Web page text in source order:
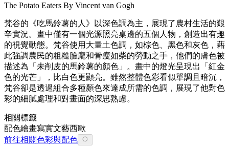
The Potato Eaters By Vincent van Gogh
梵谷的《吃馬鈴薯的人》以深色調為主，展現了農村生活的艱
辛實況。畫中僅有一個光源照亮桌邊的五個人物，創造出有趣
的視覺動態。梵谷使用大量土色調，如棕色、黑色和灰色，藉
此強調農民的粗糙臉龐和骨瘦如柴的勞動之手，他們的膚色被
描述為「未削皮的馬鈴薯的顏色」。畫中的燈光呈現出「紅金
色的光芒」，比白色更顯亮。雖然整體色彩看似單調且暗沉，
梵谷卻是透過組合多種顏色來達成所需的色調，展現了他對色
彩的細膩處理和對畫面的深思熟慮。
相關標籤
配色繪畫寫實文藝西歐
前往相關色彩與配色